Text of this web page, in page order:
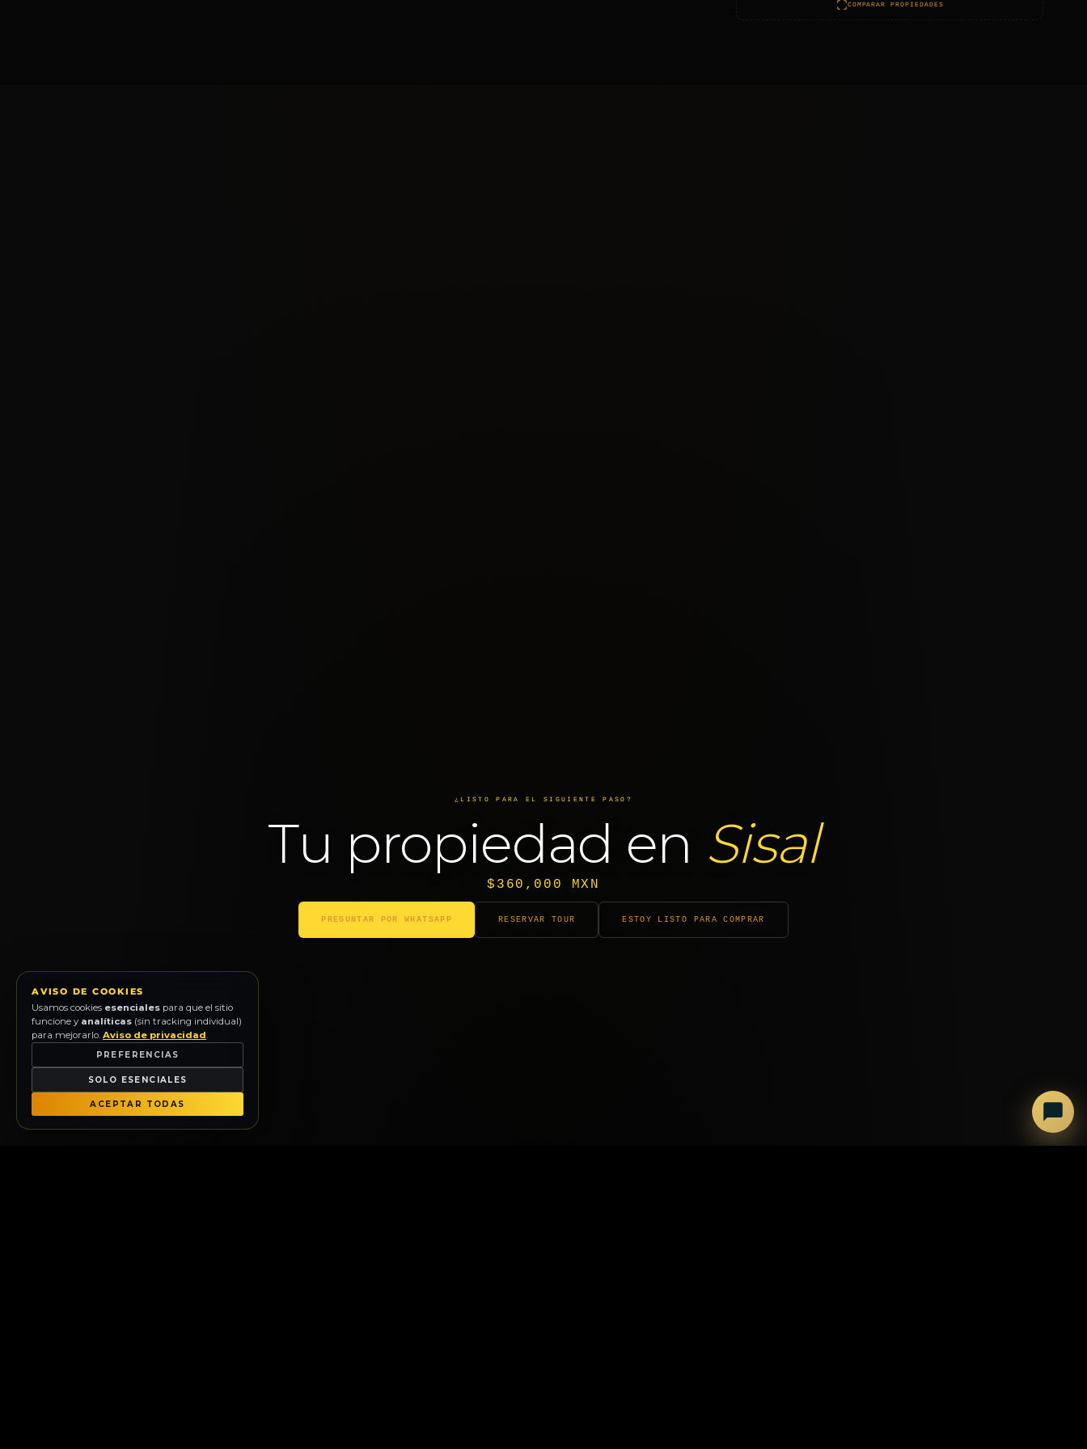
COMPARAR PROPIEDADES
¿LISTO PARA EL SIGUIENTE PASO?
Tu propiedad en Sisal
$360,000 MXN
PREGUNTAR POR WHATSAPP RESERVAR TOUR ESTOY LISTO PARA COMPRAR
AVISO DE COOKIES
Usamos cookies esenciales para que el sitio
funcione y analíticas (sin tracking individual)
para mejorarlo. Aviso de privacidad.
PREFERENCIAS
SOLO ESENCIALES
ACEPTAR TODAS